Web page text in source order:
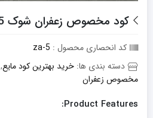
کود مخصوص زعفران شوک 5 لیتری
کد انحصاری محصول : za-5
دسته بندی ها: خرید بهترین کود مایع,
مخصوص زعفران
Product Features: